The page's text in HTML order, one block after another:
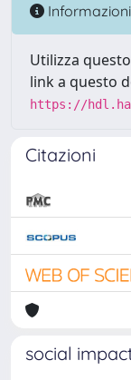
Informazioni
Utilizza
link a questo
https://
Citazioni
social